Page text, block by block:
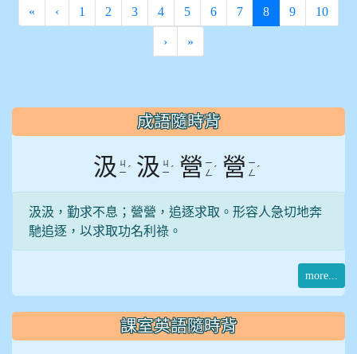
« ‹ 1 2 3 4 5 6 7 8(current)
9 10
› »
::: 成語隨時背
汲 ㄐ
ㄧ ˊ 汲 ㄐ
ㄧ ˊ 營 ㄧ
ㄥ ˊ 營 ㄧ
ㄥ ˊ
汲汲，勤求不息；營營，追逐求取。形容人急切地奔
馳追逐，以求取功名利祿。
more...
課室英語隨時背